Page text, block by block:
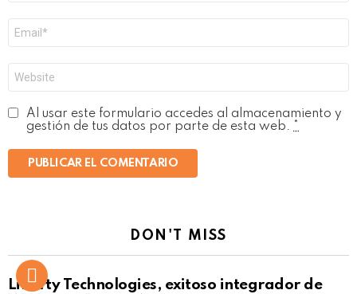
electrónico
*
Al usar este formulario accedes al almacenamiento y
gestión de tus datos por parte de esta web.
DON'T MISS
Liberty Technologies, exitoso integrador de